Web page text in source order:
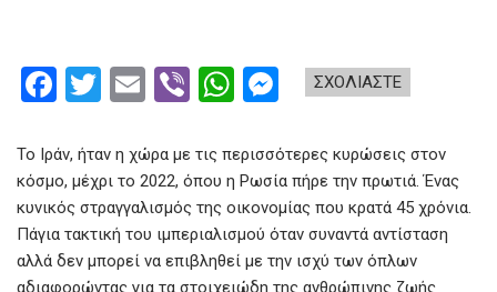
ΣΧΟΛΙΑΣΤΕ
F
ce
b
o
o
T
tt
er
E
ail
Vi
er
W
at
s
A
p
se
n
g
er
Το Ιράν, ήταν η χώρα με τις περισσότερες κυρώσεις στον
κόσμο, μέχρι το 2022, όπου η Ρωσία πήρε την πρωτιά. Ένας
κυνικός στραγγαλισμός της οικονομίας που κρατά 45 χρόνια.
Πάγια τακτική του ιμπεριαλισμού όταν συναντά αντίσταση
αλλά δεν μπορεί να επιβληθεί με την ισχύ των όπλων
αδιαφορώντας για τα στοιχειώδη της ανθρώπινης ζωής